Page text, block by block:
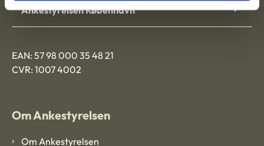
Ankestyrelsen København
EAN: 57 98 000 35 48 21
CVR: 1007 4002
Om Ankestyrelsen
Om Ankestyrelsen